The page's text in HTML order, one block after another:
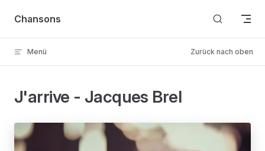
Skip to content
Chansons
Menü Zurück nach oben
J'arrive - Jacques Brel